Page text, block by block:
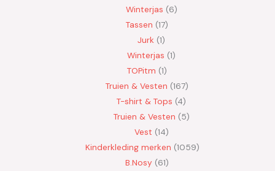
Winterjas 6
Tassen 17
Jurk 1
Winterjas 1
TOPitm 1
Truien & Vesten 167
T-shirt & Tops 4
Truien & Vesten 5
Vest 14
Kinderkleding merken 1059
B.Nosy 61